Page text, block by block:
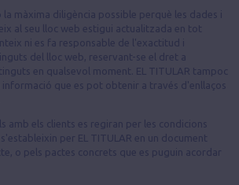
la màxima diligència possible perquè les dades i
al seu lloc web estigui actualitzada en tot
ni es fa responsable de l'exactitud i
del lloc web, reservant-se el dret a
en qualsevol moment. EL TITULAR tampoc
informació que es pot obtenir a través d'enllaços
amb els clients es regiran per les condicions
per EL TITULAR en un document
o pels pactes concrets que es puguin acordar